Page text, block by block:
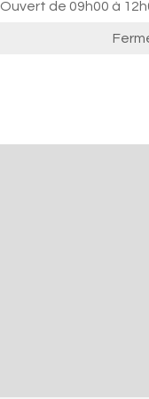
Ouvert de 09h00 à